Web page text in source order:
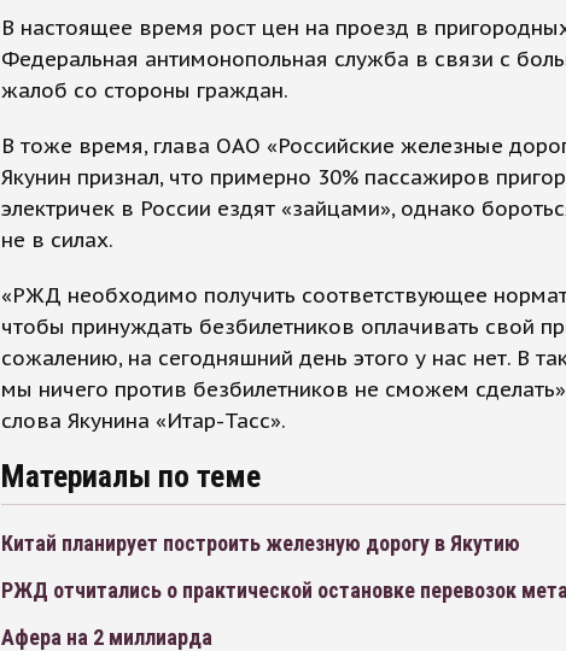
В настоящее время рост цен на проезд в
Федеральная антимонопольная служба в связи с
жалоб со стороны граждан.
В тоже время, глава ОАО «Российские железные
Якунин признал, что примерно 30% пассажиров
электричек в России ездят «зайцами», однако
не в силах.
«РЖД необходимо получить соответствующее
чтобы принуждать безбилетников оплачивать свой
сожалению, на сегодняшний день этого у нас нет. В
мы ничего против безбилетников не сможем
слова Якунина «Итар-Тасс».
Материалы по теме
Китай планирует построить железную дорогу в Якутию
РЖД отчитались о практической остановке перевозок
Афера на 2 миллиарда